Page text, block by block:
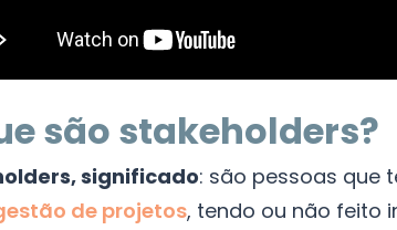
são stakeholders?
significado: são pessoas que
de projetos, tendo ou não feito